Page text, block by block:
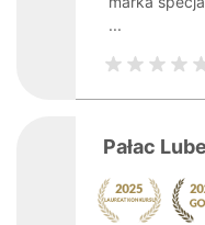
...
Pałac